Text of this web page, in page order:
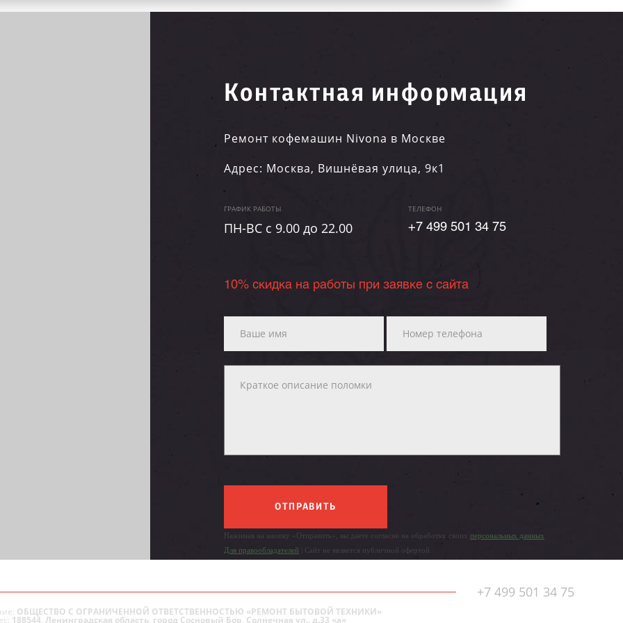
Контактная информация
Ремонт кофемашин Nivona в Москве
Адрес: Москва, Вишнёвая улица, 9к1
ГРАФИК РАБОТЫ
ПН-ВC c 9.00 до 22.00
ТЕЛЕФОН
+7 499 501 34 75
10% скидка на работы при заявке с сайта
ОТПРАВИТЬ
Нажимая на кнопку «Отправить», вы даете согласие на обработку своих персональных данных
Для правообладателей | Сайт не является публичной офертой.
+7 499 501 34 75
ОБЩЕСТВО С ОГРАНИЧЕННОЙ ОТВЕТСТВЕННОСТЬЮ «РЕМОНТ БЫТОВОЙ ТЕХНИКИ»
188544, Ленинградская область, город Сосновый Бор, Солнечная ул., д.33 «а»